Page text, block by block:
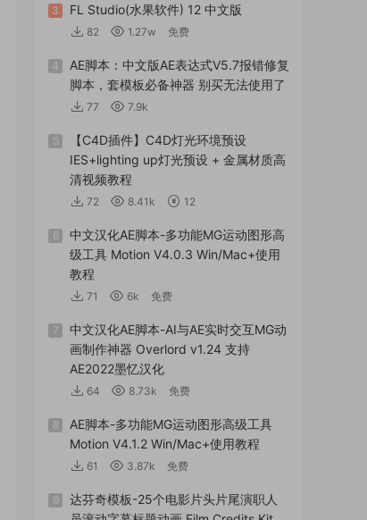
3 FL Studio(水果软件) 12 中文版
82 1.27w 免费
4
AE脚本：中文版AE表达式V5.7报错修复
脚本，套模板必备神器 别买无法使用了
77 7.9k
5
【C4D插件】C4D灯光环境预设
IES+lighting up灯光预设 + 金属材质高
清视频教程
72 8.41k 12
6
中文汉化AE脚本-多功能MG运动图形高
级工具 Motion V4.0.3 Win/Mac+使用
教程
71 6k 免费
7
中文汉化AE脚本-AI与AE实时交互MG动
画制作神器 Overlord v1.24 支持
AE2022墨忆汉化
64 8.73k 免费
8
AE脚本-多功能MG运动图形高级工具
Motion V4.1.2 Win/Mac+使用教程
61 3.87k 免费
9
达芬奇模板-25个电影片头片尾演职人